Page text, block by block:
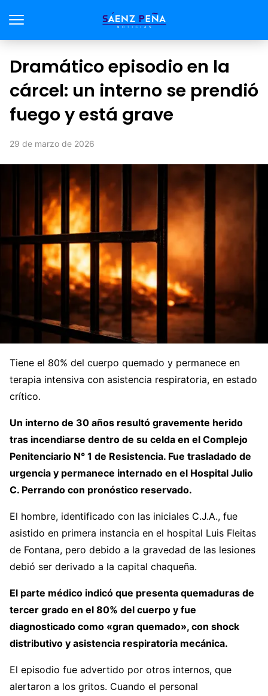
Dramático episodio en la
cárcel: un interno se prendió
fuego y está grave
29 de marzo de 2026
Tiene el 80% del cuerpo quemado y permanece en
terapia intensiva con asistencia respiratoria, en estado
crítico.
Un interno de 30 años resultó gravemente herido
tras incendiarse dentro de su celda en el Complejo
Penitenciario N° 1 de Resistencia. Fue trasladado de
urgencia y permanece internado en el Hospital Julio
C. Perrando con pronóstico reservado.
El hombre, identificado con las iniciales C.J.A., fue
asistido en primera instancia en el hospital Luis Fleitas
de Fontana, pero debido a la gravedad de las lesiones
debió ser derivado a la capital chaqueña.
El parte médico indicó que presenta quemaduras de
tercer grado en el 80% del cuerpo y fue
diagnosticado como «gran quemado», con shock
distributivo y asistencia respiratoria mecánica.
El episodio fue advertido por otros internos, que
alertaron a los gritos. Cuando el personal